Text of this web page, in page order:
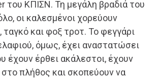
του ΚΠΙΣΝ. Τη μεγάλη βραδιά του
οι καλεσμένοι χορεύουν
ταγκό και φοξ τροτ. Το φεγγάρι
όμως, έχει αναστατώσει
έχουν έρθει ακάλεστοι, έχουν
πλήθος και σκοπεύουν να